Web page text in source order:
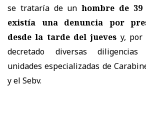
se trataría de unhombre de
existía una denuncia por
desde la tarde del jueves y, por
decretado diversas
unidades especializadas de
y el Sebv.